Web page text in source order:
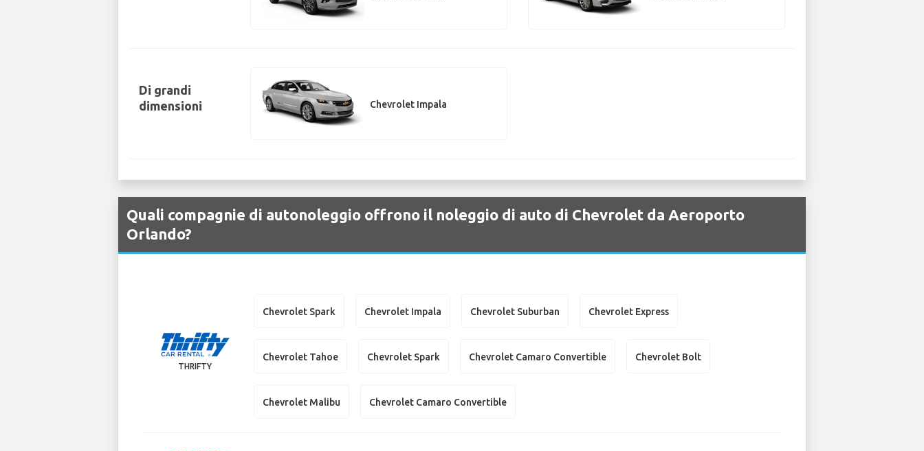
Di grandi
dimensioni
Chevrolet Impala
Quali compagnie di autonoleggio offrono il noleggio di auto di Chevrolet da Aeroporto
Orlando?
THRIFTY
Chevrolet Spark Chevrolet Impala Chevrolet Suburban Chevrolet Express
Chevrolet Tahoe Chevrolet Spark Chevrolet Camaro Convertible Chevrolet Bolt
Chevrolet Malibu Chevrolet Camaro Convertible